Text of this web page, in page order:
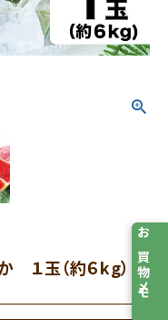
１玉（約６kg） お買物メモ